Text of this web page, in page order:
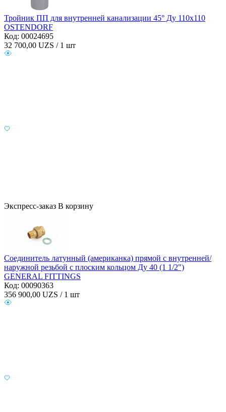
Тройник ПП для внутренней канализации 45° Ду 110х110
OSTENDORF
Код: 00024695
32 700,00 UZS / 1 шт
Экспресс-заказ В корзину
Соединитель латунный (американка) прямой с внутренней/
наружной резьбой с плоским кольцом Ду 40 (1 1/2")
GENERAL FITTINGS
Код: 00090363
356 900,00 UZS / 1 шт